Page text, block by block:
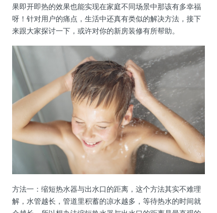
果即开即热的效果也能实现在家庭不同场景中那该有多幸福
呀！针对用户的痛点，生活中还真有类似的解决方法，接下
来跟大家探讨一下，或许对你的新房装修有所帮助。
方法一：缩短热水器与出水口的距离，这个方法其实不难理
解，水管越长，管道里积蓄的凉水越多，等待热水的时间就